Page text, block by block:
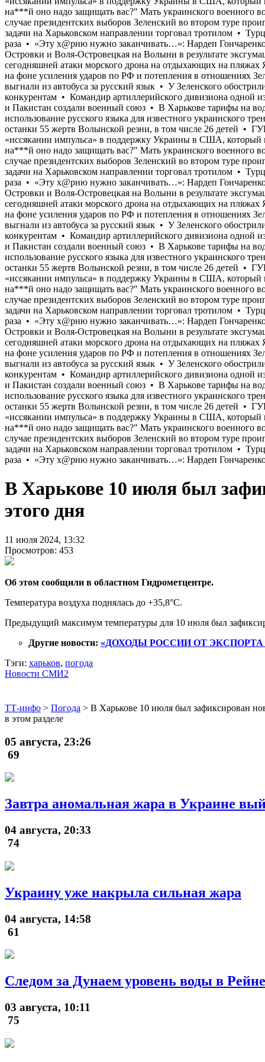
В Харькове 10 июля был
этого дня
11 июля 2024, 13:32
Просмотров: 453
Об этом сообщили в областном Гидрометцентре.
Температура воздуха поднялась до +35,8°С.
Предыдущий максимум температуры для 10 июля был
Другие новости: «ДОХОДЫ РОССИИ ОТ ЭКСПОРТА
Тэги: харьков, погода
Новости СМИ2
ТТ-инфо > Погода > В Харькове 10 июля был зафиксирован
в этом разделе
05 августа, 23:26
69
Завтра аномальная жара в Украине
04 августа, 20:33
74
Украину уже накрыла сильная жара
04 августа, 14:58
61
Следом за Дунаем уровень воды в
03 августа, 10:11
75